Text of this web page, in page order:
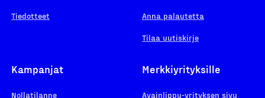
Tiedotteet Anna palautetta
Tilaa uutiskirje
Kampanjat
Nollatilanne
Merkkiyrityksille
Avainlippu-yrityksen sivu